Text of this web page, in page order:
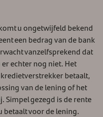
u ongetwijfeld bekend
een bedrag van de bank
vanzelfsprekend dat
echter nog niet. Het
betaalt,
van de lening of het
Simpel gezegd is de rente
betaalt voor de lening.